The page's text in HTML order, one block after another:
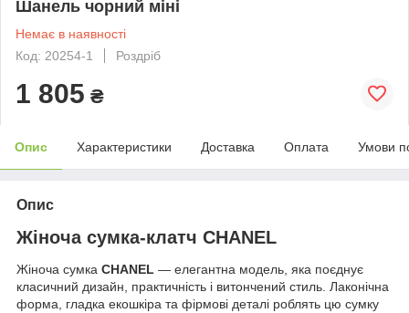
Шанель чорний міні
Немає в наявності
Код: 20254-1
Роздріб
1 805 ₴
Опис Характеристики Доставка Оплата Умови
Опис
Жіноча сумка-клатч CHANEL
Жіноча сумка CHANEL — елегантна модель, яка поєднує
класичний дизайн, практичність і витончений стиль. Лаконічна
форма, гладка екошкіра та фірмові деталі роблять цю сумку